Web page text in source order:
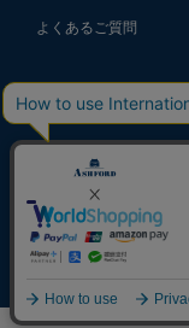
よくあるご質問